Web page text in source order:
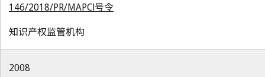
146/2018/PR/MAPCl号令
知识产权监管机构
2008